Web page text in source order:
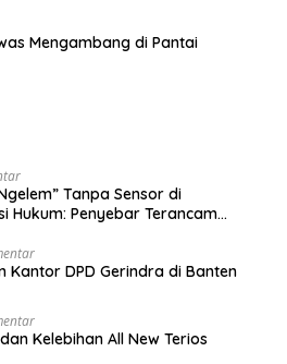
Mengambang di Pantai
Tanpa Sensor di
Hukum: Penyebar Terancam
Kantor DPD Gerindra di Banten
Kelebihan All New Terios